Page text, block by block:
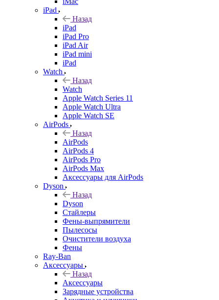
iPad
Назад
iPad
iPad Pro
iPad Air
iPad mini
iPad
Watch
Назад
Watch
Apple Watch Series 11
Apple Watch Ultra
Apple Watch SE
AirPods
Назад
AirPods
AirPods 4
AirPods Pro
AirPods Max
Аксессуары для AirPods
Dyson
Назад
Dyson
Стайлеры
Фены-выпрямители
Пылесосы
Очистители воздуха
Фены
Ray-Ban
Аксессуары
Назад
Аксессуары
Зарядные устройства